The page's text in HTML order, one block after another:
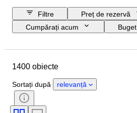
Filtre
Preț de rezervă
Cumpărați acum
Buget
Țara de Proveniență
Extra
Culoare
Scală
Alimentare electrică
1400 obiecte
Sortați după relevanță